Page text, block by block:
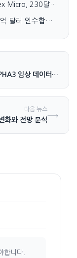
Micro, 230달러
달러 인수합병,
Allogene (ALLO) 주가 50% 급등, ALPHA3 임상 데이터 발표
다음 뉴스
화와 전망 분석→
합니다.